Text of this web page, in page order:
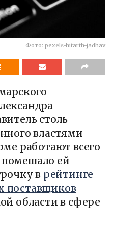
Фото: pexels-hitarth-jadhav
столь
властями
работают всего
помешало ей
в рейтинге
поставщиков
области в сфере